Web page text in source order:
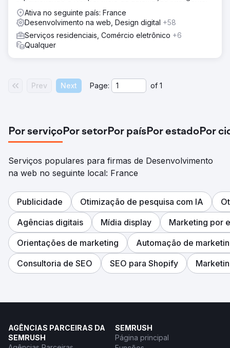
Ativa no seguinte país: France
Desenvolvimento na web, Design digital +58
Serviços residenciais, Comércio eletrônico +6
Qualquer
Prev Next Page: of 1
Por serviçoPor setorPor paísPor estadoPor
Serviços populares para firmas de Desenvolvimento
na web no seguinte local: France
Publicidade Otimização de pesquisa com IA
Agências digitais
Mídia display
Marketing por
Orientações de marketing
Automação de
Consultoria de SEO
SEO para Shopify
AGÊNCIAS PARCEIRAS DA
SEMRUSH
SEMRUSH
Página principal